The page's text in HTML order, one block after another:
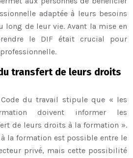
adaptée à leurs besoins
long de leur vie. Avant la mise en
le DIF était crucial pour
transfert de leurs droits
Code du travail stipule que « les
doivent informer les
de leurs droits à la formation ».
la formation est possible entre le
privé, mais cette possibilité